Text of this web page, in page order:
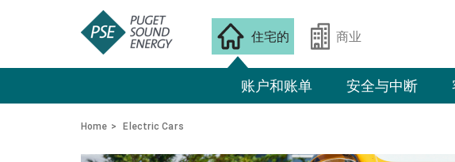
住宅的
账户和账单 安全与中断
商业
Home Electric Cars